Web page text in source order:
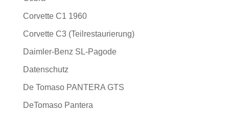
Corvette C1 1960
Corvette C3 (Teilrestaurierung)
Daimler-Benz SL-Pagode
Datenschutz
De Tomaso PANTERA GTS
DeTomaso Pantera